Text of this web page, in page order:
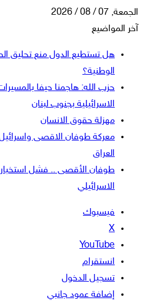
الجمعة, 07 / 08 / 2026
آخر المواضيع
هل تستطيع الدول منع تحليق
الوطنية؟
حزب الله: هاجمنا حيفا
الاسرائيلية بجنوب لبنان
مهزلة حقوق الانسان
معركة طوفان الاقصى
العراق
طوفان الأقصى .. فشل
الاسرائيلي
فيسبوك
‫X
‫YouTube
انستقرام
تسجيل الدخول
إضافة عمود جانبي